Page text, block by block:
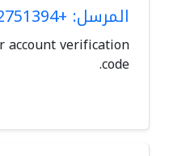
المرسل: +19192751394
account verification
code.